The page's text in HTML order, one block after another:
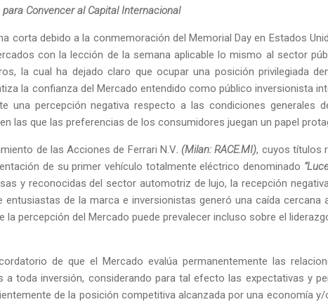
Convencer al Capital Internacional
corta debido a la conmemoración del Memorial Day en Estados
con la lección de la semana aplicable lo mismo al sector
la cual ha dejado claro que ocupar una posición privilegiada
la confianza del Mercado entendido como público inversionista
una percepción negativa respecto a las condiciones generales
las que las preferencias de los consumidores juegan un papel
de las Acciones de Ferrari N.V. (Milan: RACE.MI), cuyos títulos
de su primer vehículo totalmente eléctrico denominado
y reconocidas del sector automotriz de lujo, la recepción
de la marca e inversionistas generó una caída cercana
percepción del Mercado puede prevalecer incluso sobre el
de que el Mercado evalúa permanentemente las
toda inversión, considerando para tal efecto las expectativas y
de la posición competitiva alcanzada por una economía y/